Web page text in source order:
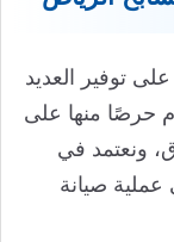
على توفير العديد
حرصًا منها على
ونعتمد في
صيانة